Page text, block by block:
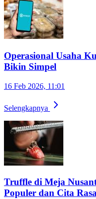
Operasional Usaha
Bikin Simpel
16 Feb 2026, 11:01
Selengkapnya
Truffle di Meja
Populer dan Cita